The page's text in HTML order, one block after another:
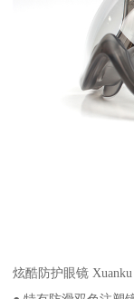
炫酷防护眼镜 Xuanku